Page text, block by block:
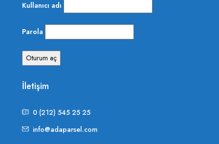
Kullanıcı adı
Parola
İletişim
0 (212) 545 25 25
info@adaparsel.com